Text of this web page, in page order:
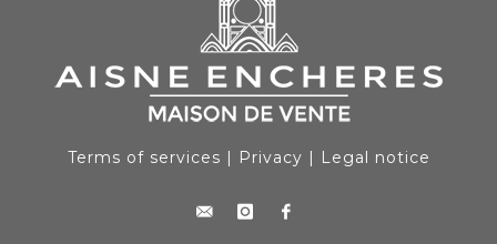
Terms of services | Privacy | Legal notice